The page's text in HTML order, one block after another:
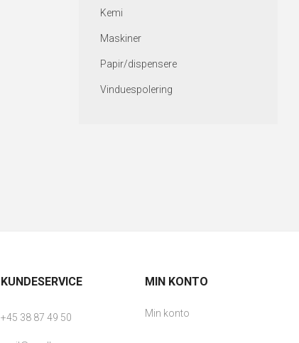
Kemi
Maskiner
Papir/dispensere
Vinduespolering
KUNDESERVICE
+45 38 87 49 50
MIN KONTO
Min konto